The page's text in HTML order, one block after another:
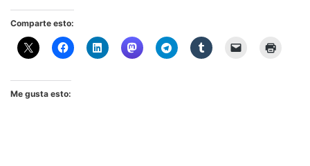
Comparte esto:
Me gusta esto: